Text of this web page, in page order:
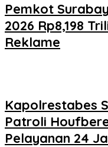
Pemkot
2026 Rp8,198
Reklame
Kapolrestabes
Patroli
Pelayanan 24